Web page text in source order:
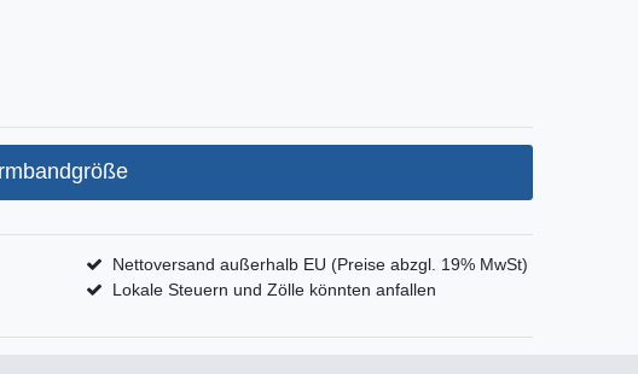
Nettoversand außerhalb EU (Preise abzgl. 19% MwSt)
Lokale Steuern und Zölle könnten anfallen